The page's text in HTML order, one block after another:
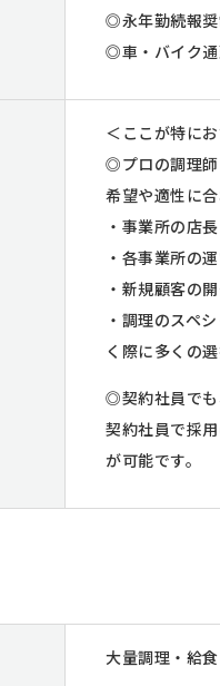
◎永年勤続報
◎車・バイク
＜ここが特に
◎プロの調理師
希望や適性に
・事業所の店長
・各事業所の
・新規顧客の
・調理のスペ
く際に多くの
◎契約社員でも
契約社員で採
が可能です。
大量調理・給食